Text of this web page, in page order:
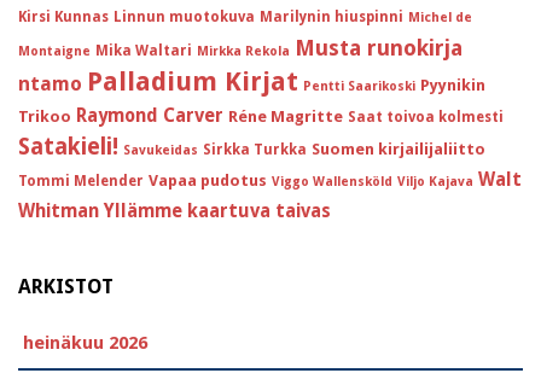
Kirsi Kunnas Linnun muotokuva Marilynin hiuspinni Michel de
Montaigne Mika Waltari Mirkka Rekola Musta runokirja
ntamo Palladium Kirjat Pentti Saarikoski Pyynikin
Trikoo Raymond Carver Réne Magritte Saat toivoa kolmesti
Satakieli! Savukeidas Sirkka Turkka Suomen kirjailijaliitto
Tommi Melender Vapaa pudotus Viggo Wallensköld Viljo Kajava Walt
Whitman Yllämme kaartuva taivas
ARKISTOT
heinäkuu 2026